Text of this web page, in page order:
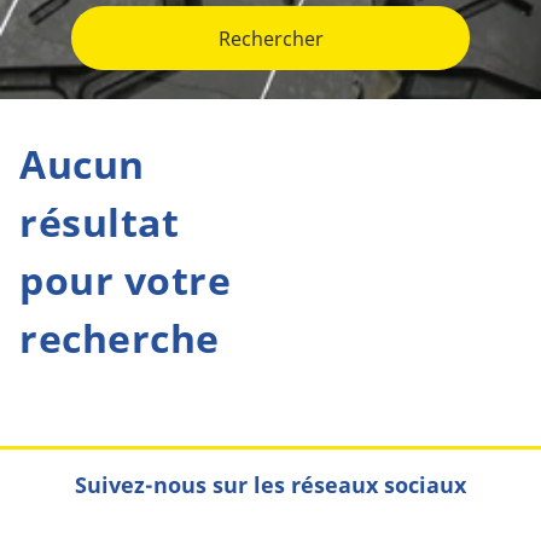
Rechercher
Aucun
résultat
pour votre
recherche
Suivez-nous sur les réseaux sociaux